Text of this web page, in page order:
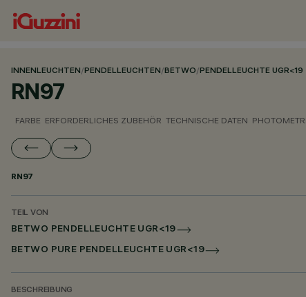
INNENLEUCHTEN/PENDELLEUCHTEN/BETWO/PENDELLEUCHTE UGR<19
RN97
FARBE ERFORDERLICHES ZUBEHÖR TECHNISCHE DATEN
RN97
TEIL VON
BETWO PENDELLEUCHTE UGR<19
BETWO PURE PENDELLEUCHTE UGR<19
BESCHREIBUNG